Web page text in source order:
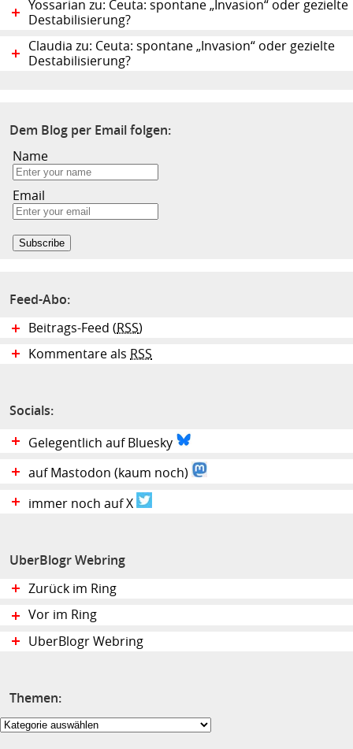
Yossarian zu: Ceuta: spontane „Invasion“ oder gezielte
Destabilisierung?
Claudia zu: Ceuta: spontane „Invasion“ oder gezielte
Destabilisierung?
Dem Blog per Email folgen:
Name
Email
Feed-Abo:
Beitrags-Feed (RSS)
Kommentare als RSS
Socials:
Gelegentlich auf Bluesky
auf Mastodon (kaum noch)
immer noch auf X
UberBlogr Webring
Zurück im Ring
Vor im Ring
UberBlogr Webring
Themen:
Themen: